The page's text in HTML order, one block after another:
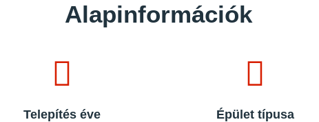
Alapinformációk
Telepítés éve Épület típusa